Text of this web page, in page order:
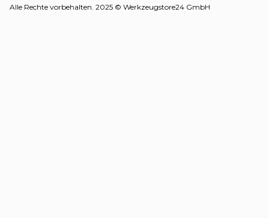
Alle Rechte vorbehalten. 2025 © Werkzeugstore24 GmbH